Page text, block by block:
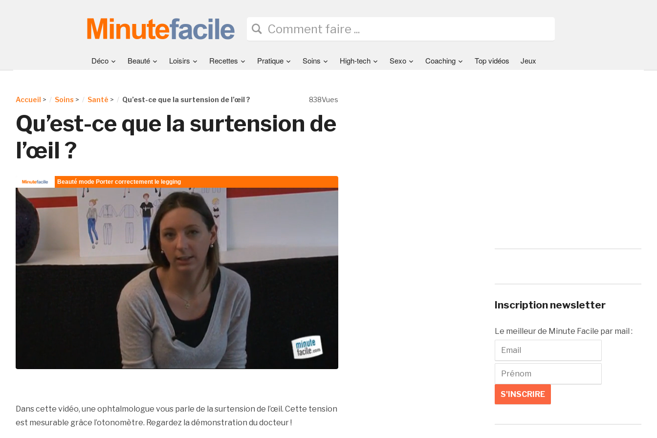
Déco Beauté Loisirs Recettes Pratique Soins High-tech Sexo Coaching Top vidéos Jeux
838Vues
Accueil > Soins > Santé > Qu’est-ce que la surtension de l’œil ?
Qu’est-ce que la surtension de
l’œil ?
Dans cette vidéo, une ophtalmologue vous parle de la surtension de l’œil. Cette tension
est mesurable grâce l’otonomètre. Regardez la démonstration du docteur !
Inscription newsletter
Le meilleur de Minute Facile par mail :